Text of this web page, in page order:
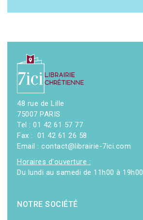
48 rue de Lille
75007 PARIS
Tel : 01 42 61 57 77
Fax : 01 42 61 26 58
Email : contact@librairie-7ici.com
Horaires d'ouverture :
Du lundi au samedi de 11h00 à 19h00
NOTRE SOCIÉTÉ